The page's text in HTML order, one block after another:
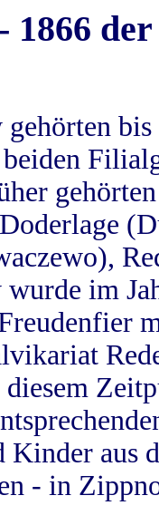
1866
im
Kinder aus
- in